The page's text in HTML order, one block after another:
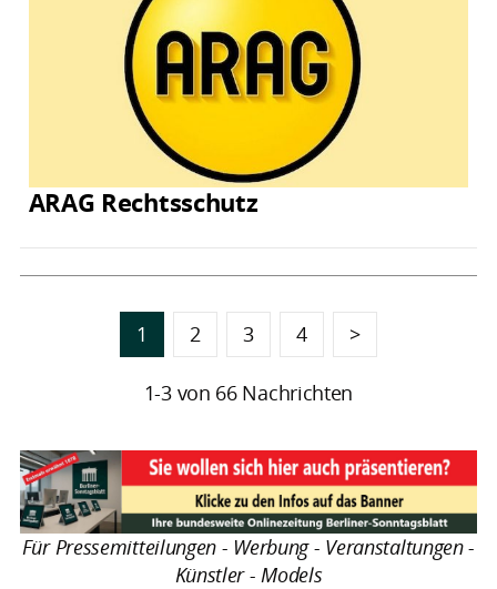
ARAG Rechtsschutz
1 2 3 4 >
1-3 von 66 Nachrichten
Für Pressemitteilungen - Werbung - Veranstaltungen -
Künstler - Models